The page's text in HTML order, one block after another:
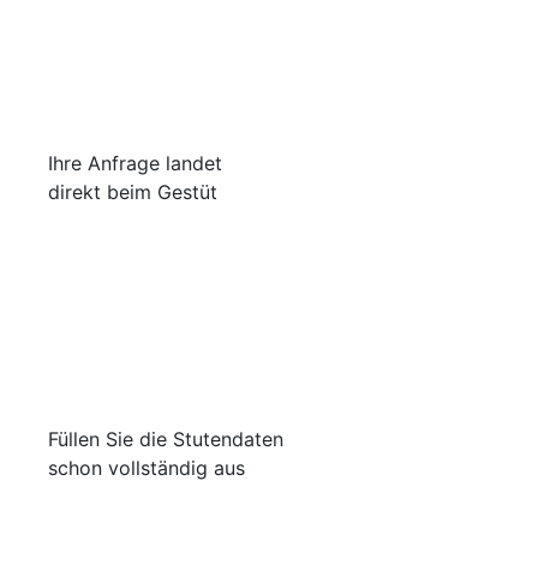
Ihre Anfrage landet
direkt beim Gestüt
Füllen Sie die Stutendaten
schon vollständig aus